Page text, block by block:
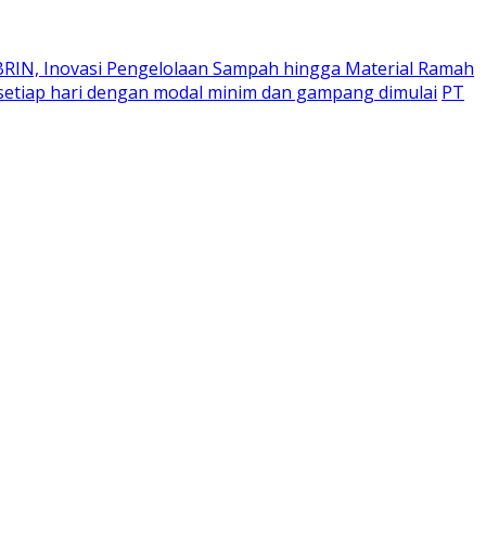
Inovasi Pengelolaan Sampah hingga Material Ramah
hari dengan modal minim dan gampang dimulai PT